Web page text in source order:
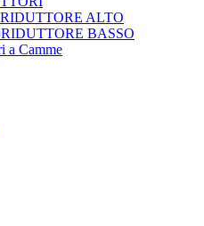
ALTO
BASSO
a Camme